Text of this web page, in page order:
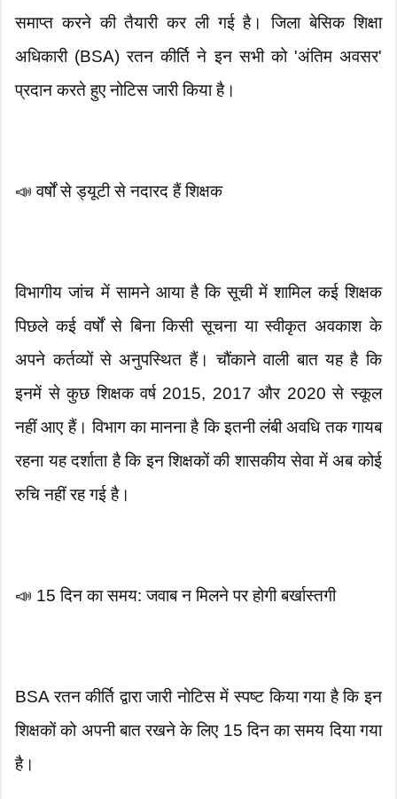
समाप्त करने की तैयारी कर ली गई है। जिला बेसिक शिक्षा
अधिकारी (BSA) रतन कीर्ति ने इन सभी को 'अंतिम अवसर'
प्रदान करते हुए नोटिस जारी किया है।
📣 वर्षों से ड्यूटी से नदारद हैं शिक्षक
विभागीय जांच में सामने आया है कि सूची में शामिल कई शिक्षक
पिछले कई वर्षों से बिना किसी सूचना या स्वीकृत अवकाश के
अपने कर्तव्यों से अनुपस्थित हैं। चौंकाने वाली बात यह है कि
इनमें से कुछ शिक्षक वर्ष 2015, 2017 और 2020 से स्कूल
नहीं आए हैं। विभाग का मानना है कि इतनी लंबी अवधि तक गायब
रहना यह दर्शाता है कि इन शिक्षकों की शासकीय सेवा में अब कोई
रुचि नहीं रह गई है।
📣 15 दिन का समय: जवाब न मिलने पर होगी बर्खास्तगी
BSA रतन कीर्ति द्वारा जारी नोटिस में स्पष्ट किया गया है कि इन
शिक्षकों को अपनी बात रखने के लिए 15 दिन का समय दिया गया
है।